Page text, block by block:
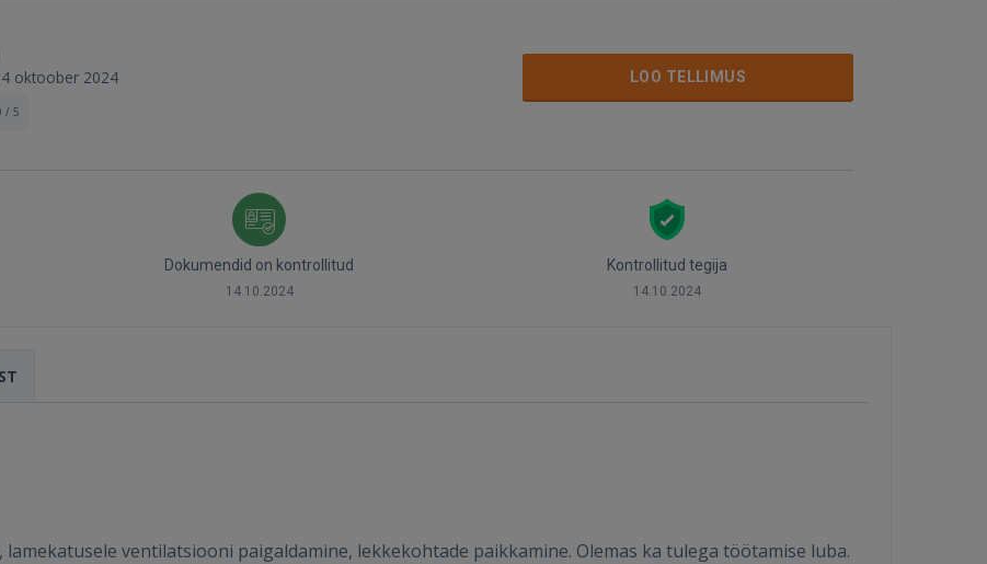
oktoober 2024
/ 5
LOO TELLIMUS
Dokumendid on kontrollitud
14.10.2024
Kontrollitud tegija
14.10.2024
ventilatsiooni paigaldamine, lekkekohtade paikkamine. Olemas ka tulega töötamise luba.